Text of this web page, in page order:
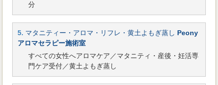
分
5. マタニティー・アロマ・リフレ・黄土よもぎ蒸し Peony
アロマセラピー施術室
すべての女性へアロマケア／マタニティ・産後・妊活専
門ケア受付／黄土よもぎ蒸し